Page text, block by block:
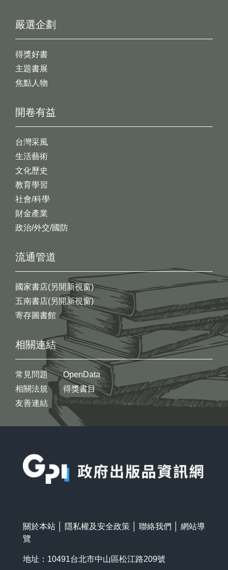
開卷有益
台灣采風
生活藝術
文化歷史
教育學習
社會/科學
財金產業
政治/外交/國防
嚴選企劃
得獎好書
主題書展
焦點人物
流通管道
國家書店(另開新視窗)
五南書店(另開新視窗)
寄存圖書館
相關連結
常見問題
相關法規
友善連結
OpenData
得獎書目
關於本站 隱私權及安全政策 聯絡我們
網站導
覽
地址：10491台北市中山區松江路209號